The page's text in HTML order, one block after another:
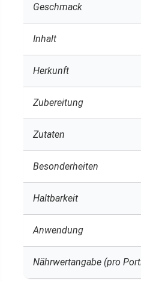
Geschmack
Inhalt
Herkunft
Zubereitung
Zutaten
Besonderheiten
Haltbarkeit
Anwendung
Nährwertangabe (pro